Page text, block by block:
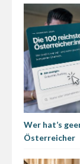
Wer hat’s
Österreicher